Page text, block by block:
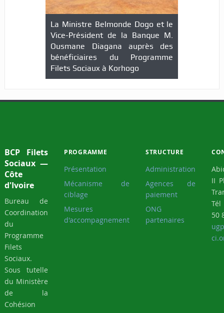
La Ministre Belmonde Dogo et le
Vice-Président de la Banque M.
Ousmane Diagana auprès des
bénéficiaires du Programme
Filets Sociaux à Korhogo
BCP Filets
Sociaux —
Côte
d'Ivoire
Bureau de
Coordination
du
Programme
Filets
Sociaux.
Sous tutelle
du Ministère
de la
Cohésion
PROGRAMME
Présentation
Mécanisme de
ciblage
Mesures
d'accompagnement
STRUCTURE
Administration
Agences de
paiement
ONG
partenaires
II
50